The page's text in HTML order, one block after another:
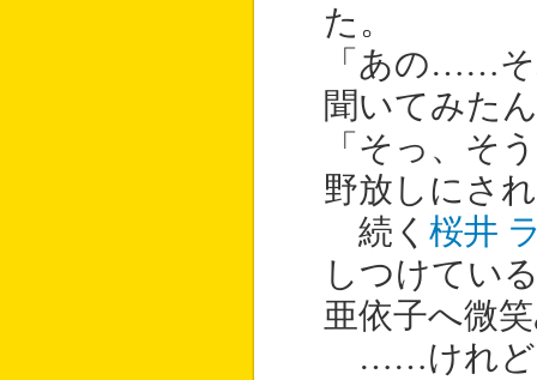
た。
「あの……
聞いてみた
「そっ、そ
野放しにさ
続く 桜井
しつけてい
亜依子へ微
……けれど